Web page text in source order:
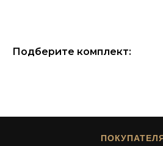
Подберите комплект: